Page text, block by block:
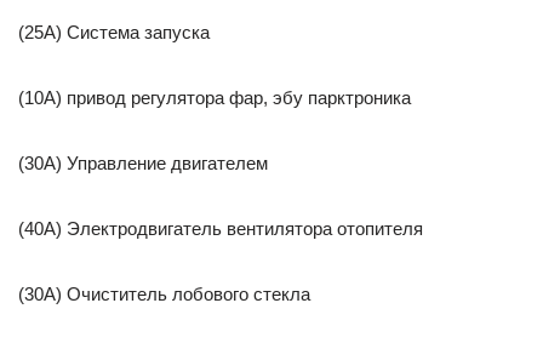
(25A) Система запуска
(10A) привод регулятора фар, эбу парктроника
(30A) Управление двигателем
(40A) Электродвигатель вентилятора отопителя
(30A) Очиститель лобового стекла